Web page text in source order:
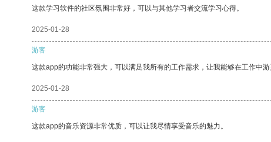
这款学习软件的社区氛围非常好，可以与其他学习者交流学习心得。
2025-01-28
游客
这款app的功能非常强大，可以满足我所有的工作需求，让我能够在工作中游
2025-01-28
游客
这款app的音乐资源非常优质，可以让我尽情享受音乐的魅力。